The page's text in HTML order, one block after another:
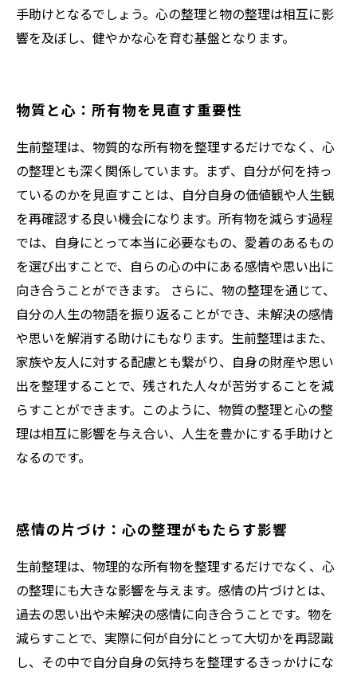
手助けとなるでしょう。心の整理と物の整理は相互に影
響を及ぼし、健やかな心を育む基盤となります。
物質と心：所有物を見直す重要性
生前整理は、物質的な所有物を整理するだけでなく、心
の整理とも深く関係しています。まず、自分が何を持っ
ているのかを見直すことは、自分自身の価値観や人生観
を再確認する良い機会になります。所有物を減らす過程
では、自身にとって本当に必要なもの、愛着のあるもの
を選び出すことで、自らの心の中にある感情や思い出に
向き合うことができます。 さらに、物の整理を通じて、
自分の人生の物語を振り返ることができ、未解決の感情
や思いを解消する助けにもなります。生前整理はまた、
家族や友人に対する配慮とも繋がり、自身の財産や思い
出を整理することで、残された人々が苦労することを減
らすことができます。このように、物質の整理と心の整
理は相互に影響を与え合い、人生を豊かにする手助けと
なるのです。
感情の片づけ：心の整理がもたらす影響
生前整理は、物理的な所有物を整理するだけでなく、心
の整理にも大きな影響を与えます。感情の片づけとは、
過去の思い出や未解決の感情に向き合うことです。物を
減らすことで、実際に何が自分にとって大切かを再認識
し、その中で自分自身の気持ちを整理するきっかけにな